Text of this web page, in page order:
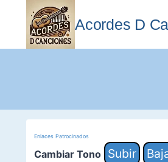
contenido
Acordes D
Enlaces Patrocinados
Cambiar Tono Subir